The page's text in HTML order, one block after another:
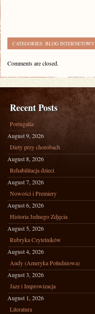
CATEGORIES: BLOG INTERNETOWY
Comments are closed.
Recent Posts
Portugalia
August 9, 2026
Diety przy chorobach
August 8, 2026
Rehabilitacja dzieci
August 7, 2026
Nowości i Premiery
August 6, 2026
Historia Jednego Zdjęcia
August 5, 2026
Rubryka Czytelników
August 4, 2026
Andy (Ameryka Południowa)
August 3, 2026
Jazz i Improwizacja
August 1, 2026
Literatura